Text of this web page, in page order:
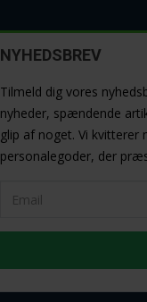
NYHEDSBREV
Tilmeld dig vores
nyheder, spændende
glip af noget. Vi kvitterer
personalegoder, der